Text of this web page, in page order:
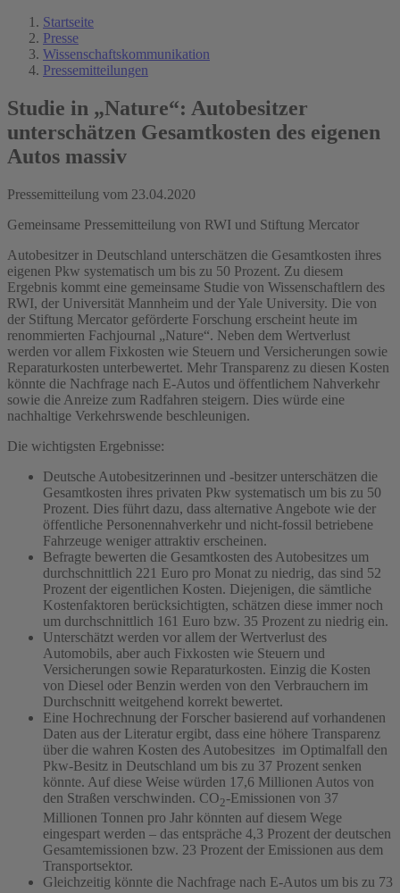
Startseite
Presse
Wissenschaftskommunikation
Pressemitteilungen
Studie in „Nature“: Autobesitzer
unterschätzen Gesamtkosten des eigenen
Autos massiv
Pressemitteilung vom 23.04.2020
Gemeinsame Pressemitteilung von RWI und Stiftung Mercator
Autobesitzer in Deutschland unterschätzen die Gesamtkosten ihres
eigenen Pkw systematisch um bis zu 50 Prozent. Zu diesem
Ergebnis kommt eine gemeinsame Studie von Wissenschaftlern des
RWI, der Universität Mannheim und der Yale University. Die von
der Stiftung Mercator geförderte Forschung erscheint heute im
renommierten Fachjournal „Nature“. Neben dem Wertverlust
werden vor allem Fixkosten wie Steuern und Versicherungen sowie
Reparaturkosten unterbewertet. Mehr Transparenz zu diesen Kosten
könnte die Nachfrage nach E-Autos und öffentlichem Nahverkehr
sowie die Anreize zum Radfahren steigern. Dies würde eine
nachhaltige Verkehrswende beschleunigen.
Die wichtigsten Ergebnisse:
Deutsche Autobesitzerinnen und -besitzer unterschätzen die
Gesamtkosten ihres privaten Pkw systematisch um bis zu 50
Prozent. Dies führt dazu, dass alternative Angebote wie der
öffentliche Personennahverkehr und nicht-fossil betriebene
Fahrzeuge weniger attraktiv erscheinen.
Befragte bewerten die Gesamtkosten des Autobesitzes um
durchschnittlich 221 Euro pro Monat zu niedrig, das sind 52
Prozent der eigentlichen Kosten. Diejenigen, die sämtliche
Kostenfaktoren berücksichtigten, schätzen diese immer noch
um durchschnittlich 161 Euro bzw. 35 Prozent zu niedrig ein.
Unterschätzt werden vor allem der Wertverlust des
Automobils, aber auch Fixkosten wie Steuern und
Versicherungen sowie Reparaturkosten. Einzig die Kosten
von Diesel oder Benzin werden von den Verbrauchern im
Durchschnitt weitgehend korrekt bewertet.
Eine Hochrechnung der Forscher basierend auf vorhandenen
Daten aus der Literatur ergibt, dass eine höhere Transparenz
über die wahren Kosten des Autobesitzes im Optimalfall den
Pkw-Besitz in Deutschland um bis zu 37 Prozent senken
könnte. Auf diese Weise würden 17,6 Millionen Autos von
den Straßen verschwinden. CO2-Emissionen von 37
Millionen Tonnen pro Jahr könnten auf diesem Wege
eingespart werden – das entspräche 4,3 Prozent der deutschen
Gesamtemissionen bzw. 23 Prozent der Emissionen aus dem
Transportsektor.
Gleichzeitig könnte die Nachfrage nach E-Autos um bis zu 73